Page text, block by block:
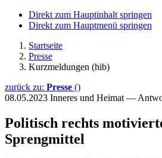
Direkt zum Hauptinhalt springen
Direkt zum Hauptmenü springen
Startseite
Presse
Kurzmeldungen (hib)
zurück zu: Presse ()
08.05.2023 Inneres und Heimat —
Politisch rechts
Sprengmittel